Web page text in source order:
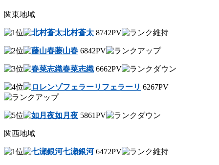
関東地域
北村蒼太 8742PV
藤山春 6842PV
春菜志織 6662PV
フェラーリ 6267PV
如月夜 5861PV
関西地域
七瀬銀河 6472PV